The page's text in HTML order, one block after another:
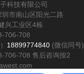
科技有限公司
市南山区阳光二路
兴工业区4栋
706-708
18899774840(微信同号)
706-708 售后咨询按2